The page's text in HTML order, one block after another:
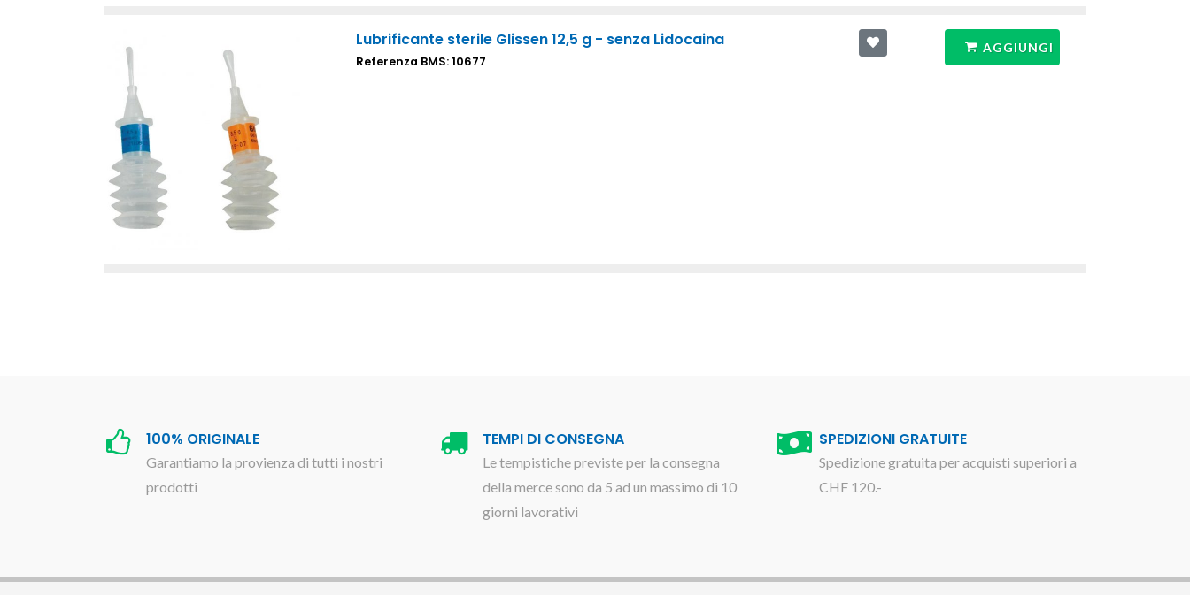
Lubrificante sterile Glissen 12,5 g - senza Lidocaina
Referenza BMS: 10677
AGGIUNGI
100% ORIGINALE
Garantiamo la provienza di tutti i nostri
prodotti
TEMPI DI CONSEGNA
Le tempistiche previste per la consegna
della merce sono da 5 ad un massimo di 10
giorni lavorativi
SPEDIZIONI GRATUITE
Spedizione gratuita per acquisti superiori a
CHF 120.-